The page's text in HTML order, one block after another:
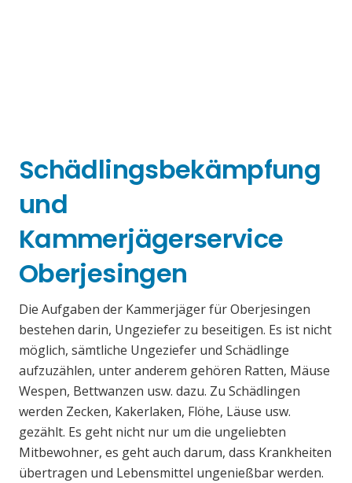
Schädlingsbekämpfung
und
Kammerjägerservice
Oberjesingen
Die Aufgaben der Kammerjäger für Oberjesingen
bestehen darin, Ungeziefer zu beseitigen. Es ist nicht
möglich, sämtliche Ungeziefer und Schädlinge
aufzuzählen, unter anderem gehören Ratten, Mäuse
Wespen, Bettwanzen usw. dazu. Zu Schädlingen
werden Zecken, Kakerlaken, Flöhe, Läuse usw.
gezählt. Es geht nicht nur um die ungeliebten
Mitbewohner, es geht auch darum, dass Krankheiten
übertragen und Lebensmittel ungenießbar werden.